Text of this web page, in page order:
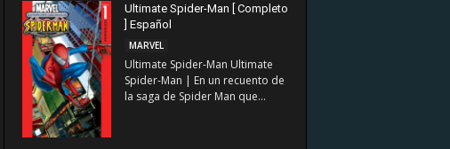
Ultimate Spider-Man [ Completo
] Español
MARVEL
Ultimate Spider-Man Ultimate
Spider-Man | En un recuento de
la saga de Spider Man que...